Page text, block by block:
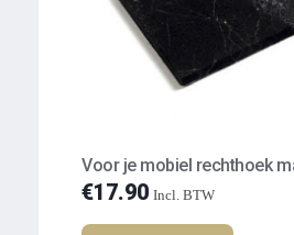
Voor je mobiel rechthoek
€17.90 Incl. BTW